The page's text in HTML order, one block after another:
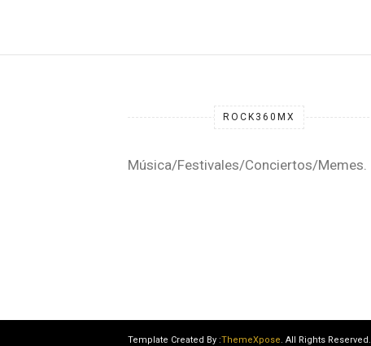
ROCK360MX
Música/Festivales/Conciertos/Memes.
Template Created By :ThemeXpose. All Rights Reserved.